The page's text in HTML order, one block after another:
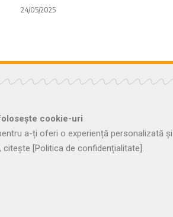
24/05/2025
cookie-uri
a-ți oferi o experiență personalizată
citește
[Politica de confidențialitate] .